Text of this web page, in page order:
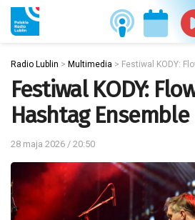
Radio Lublin > Multimedia > Festiwal KODY:
Festiwal KODY:
Hashtag Ensemble
28 maja 2026 / 20:50